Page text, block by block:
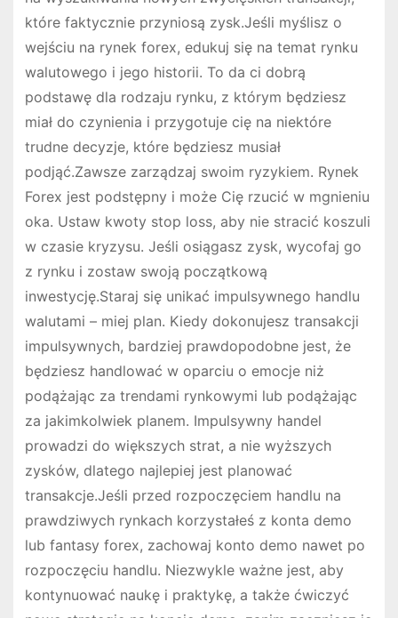
które faktycznie przyniosą zysk.Jeśli myślisz o
wejściu na rynek forex, edukuj się na temat rynku
walutowego i jego historii. To da ci dobrą
podstawę dla rodzaju rynku, z którym będziesz
miał do czynienia i przygotuje cię na niektóre
trudne decyzje, które będziesz musiał
podjąć.Zawsze zarządzaj swoim ryzykiem. Rynek
Forex jest podstępny i może Cię rzucić w mgnieniu
oka. Ustaw kwoty stop loss, aby nie stracić koszuli
w czasie kryzysu. Jeśli osiągasz zysk, wycofaj go
z rynku i zostaw swoją początkową
inwestycję.Staraj się unikać impulsywnego handlu
walutami – miej plan. Kiedy dokonujesz transakcji
impulsywnych, bardziej prawdopodobne jest, że
będziesz handlować w oparciu o emocje niż
podążając za trendami rynkowymi lub podążając
za jakimkolwiek planem. Impulsywny handel
prowadzi do większych strat, a nie wyższych
zysków, dlatego najlepiej jest planować
transakcje.Jeśli przed rozpoczęciem handlu na
prawdziwych rynkach korzystałeś z konta demo
lub fantasy forex, zachowaj konto demo nawet po
rozpoczęciu handlu. Niezwykle ważne jest, aby
kontynuować naukę i praktykę, a także ćwiczyć